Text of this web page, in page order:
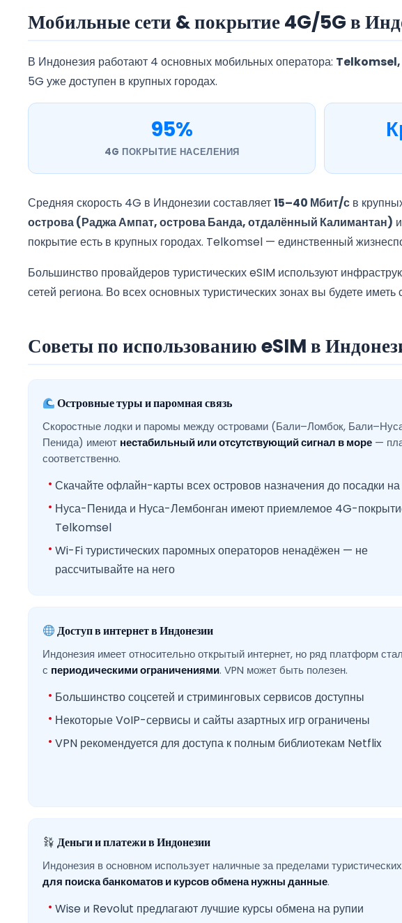
Мобильные сети & покрытие 4G/5G в
В Индонезия работают 4 основных мобильных оператора:
5G уже доступен в крупных городах.
95%
4G ПОКРЫТИЕ НАСЕЛЕНИЯ
Средняя скорость 4G в Индонезии составляет15–40 Мбит/с в
острова (Раджа Ампат, острова Банда, отдалённый Калимантан)
покрытие есть в крупных городах. Telkomsel — единственный
Большинство провайдеров туристических eSIM используют
сетей региона. Во всех основных туристических зонах вы будете
Советы по использованию eSIM в
Островные туры и паромная связь
Скоростные лодки и паромы между островами (Бали–Ломбок,
Пенида) имеют нестабильный или отсутствующий сигнал в море —
соответственно.
Скачайте офлайн-карты всех островов назначения до посадки
Нуса-Пенида и Нуса-Лембонган имеют приемлемое 4G-
Telkomsel
Wi-Fi туристических паромных операторов ненадёжен — не
рассчитывайте на него
Доступ в интернет в Индонезии
Индонезия имеет относительно открытый интернет, но ряд платформ
с периодическими ограничениями. VPN может быть полезен.
Большинство соцсетей и стриминговых сервисов доступны
Некоторые VoIP-сервисы и сайты азартных игр ограничены
VPN рекомендуется для доступа к полным библиотекам Netflix
Деньги и платежи в Индонезии
Индонезия в основном использует наличные за пределами
для поиска банкоматов и курсов обмена нужны данные.
Wise и Revolut предлагают лучшие курсы обмена на рупии